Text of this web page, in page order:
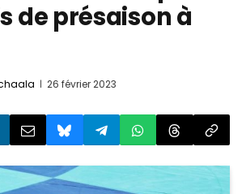
de présaison à
26 février 2023